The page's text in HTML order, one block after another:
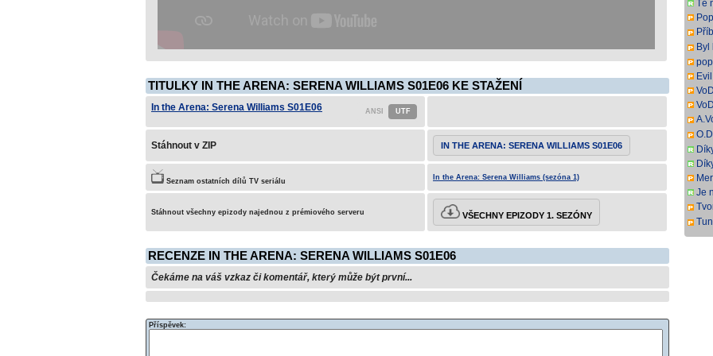
TITULKY IN THE ARENA: SERENA WILLIAMS S01E06 KE STAŽENÍ
In the Arena: Serena Williams S01E06
Stáhnout v ZIP IN THE ARENA: SERENA WILLIAMS S01E06
Seznam ostatních dílů TV seriálu In the Arena: Serena Williams (sezóna 1)
Stáhnout všechny epizody najednou z prémiového serveru VŠECHNY EPIZODY 1. SEZÓNY
RECENZE IN THE ARENA: SERENA WILLIAMS S01E06
Čekáme na váš vzkaz či komentář, který může být první...
Příspěvek:
Tě
Je
k